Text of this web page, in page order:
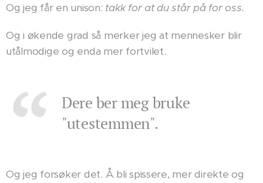
Og jeg får en unison: takk for at du står på for oss.
Og i økende grad så merker jeg at mennesker blir
utålmodige og enda mer fortvilet.
Dere ber meg bruke
"utestemmen".
Og jeg forsøker det. Å bli spissere, mer direkte og